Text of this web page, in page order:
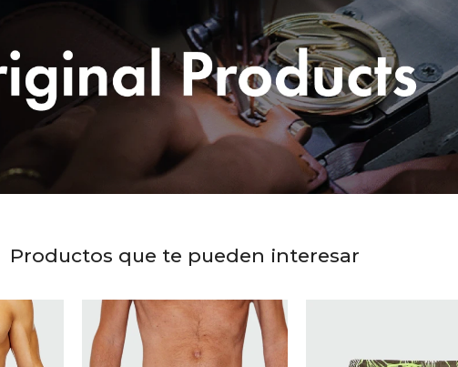
Productos que te pueden interesar